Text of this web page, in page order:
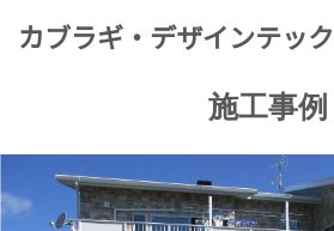
カブラギ・デザインテック
施工事例